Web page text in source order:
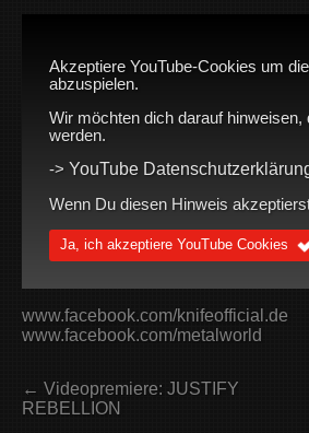
Akzeptiere YouTube-Cookies um
abzuspielen.
Wir möchten dich darauf
werden.
-> YouTube
Wenn Du diesen Hinweis
Ja, ich akzeptiere YouTube Cookies
www.facebook.com/knifeofficial.de
www.facebook.com/metalworld
← Videopremiere: JUSTIFY
REBELLION